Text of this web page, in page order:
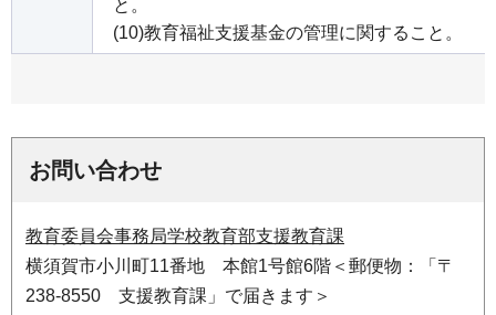
と。
(10)教育福祉支援基金の管理に関すること。
お問い合わせ
教育委員会事務局学校教育部支援教育課
横須賀市小川町11番地 本館1号館6階＜郵便物：「〒
238-8550 支援教育課」で届きます＞